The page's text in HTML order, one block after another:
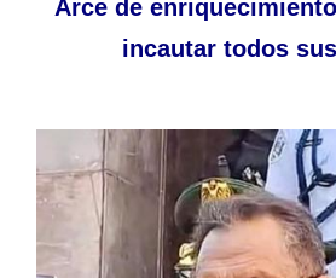
Arce de
incautar todos